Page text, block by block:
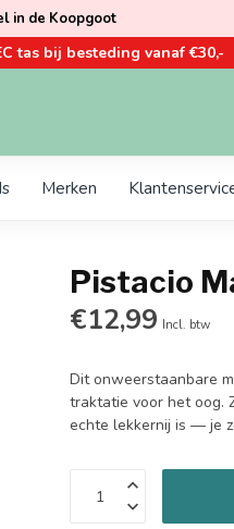
in de Koopgoot
tas bij besteding vanaf €30,-
Merken
Pistacio
€12,99 Incl. btw
Dit onweerstaanbare
traktatie voor het oog.
echte lekkernij is — je